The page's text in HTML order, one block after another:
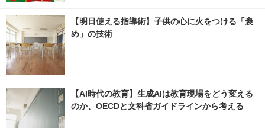
【明日使える指導術】子供の心に火をつける「褒
め」の技術
【AI時代の教育】生成AIは教育現場をどう変える
のか、OECDと文科省ガイドラインから考える